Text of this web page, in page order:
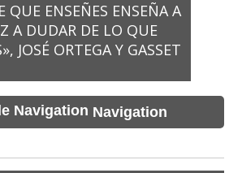
QUE ENSEÑES ENSEÑA A
A DUDAR DE LO QUE
JOSÉ ORTEGA Y GASSET
Navigation